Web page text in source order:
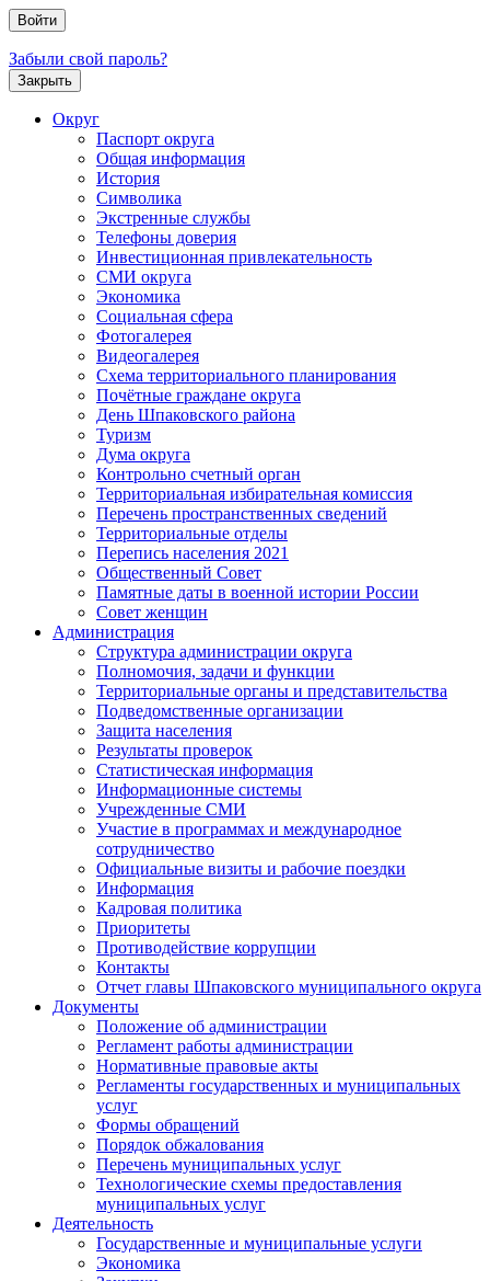
Забыли свой пароль?
Закрыть
Округ
Паспорт округа
Общая информация
История
Символика
Экстренные службы
Телефоны доверия
Инвестиционная привлекательность
СМИ округа
Экономика
Социальная сфера
Фотогалерея
Видеогалерея
Схема территориального планирования
Почётные граждане округа
День Шпаковского района
Туризм
Дума округа
Контрольно счетный орган
Территориальная избирательная комиссия
Перечень пространственных сведений
Территориальные отделы
Перепись населения 2021
Общественный Совет
Памятные даты в военной истории России
Совет женщин
Администрация
Структура администрации округа
Полномочия, задачи и функции
Территориальные органы и представительства
Подведомственные организации
Защита населения
Результаты проверок
Статистическая информация
Информационные системы
Учрежденные СМИ
Участие в программах и международное
сотрудничество
Официальные визиты и рабочие поездки
Информация
Кадровая политика
Приоритеты
Противодействие коррупции
Контакты
Отчет главы Шпаковского муниципального округа
Документы
Положение об администрации
Регламент работы администрации
Нормативные правовые акты
Регламенты государственных и муниципальных
услуг
Формы обращений
Порядок обжалования
Перечень муниципальных услуг
Технологические схемы предоставления
муниципальных услуг
Деятельность
Государственные и муниципальные услуги
Экономика